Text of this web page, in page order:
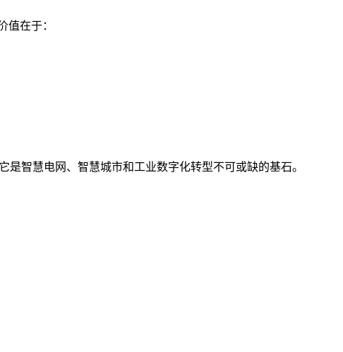
值在于：
智慧电网、智慧城市和工业数字化转型不可或缺的基石。